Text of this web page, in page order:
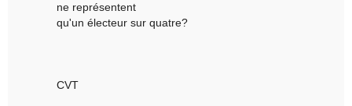
ne représentent
qu'un électeur sur quatre?
CVT